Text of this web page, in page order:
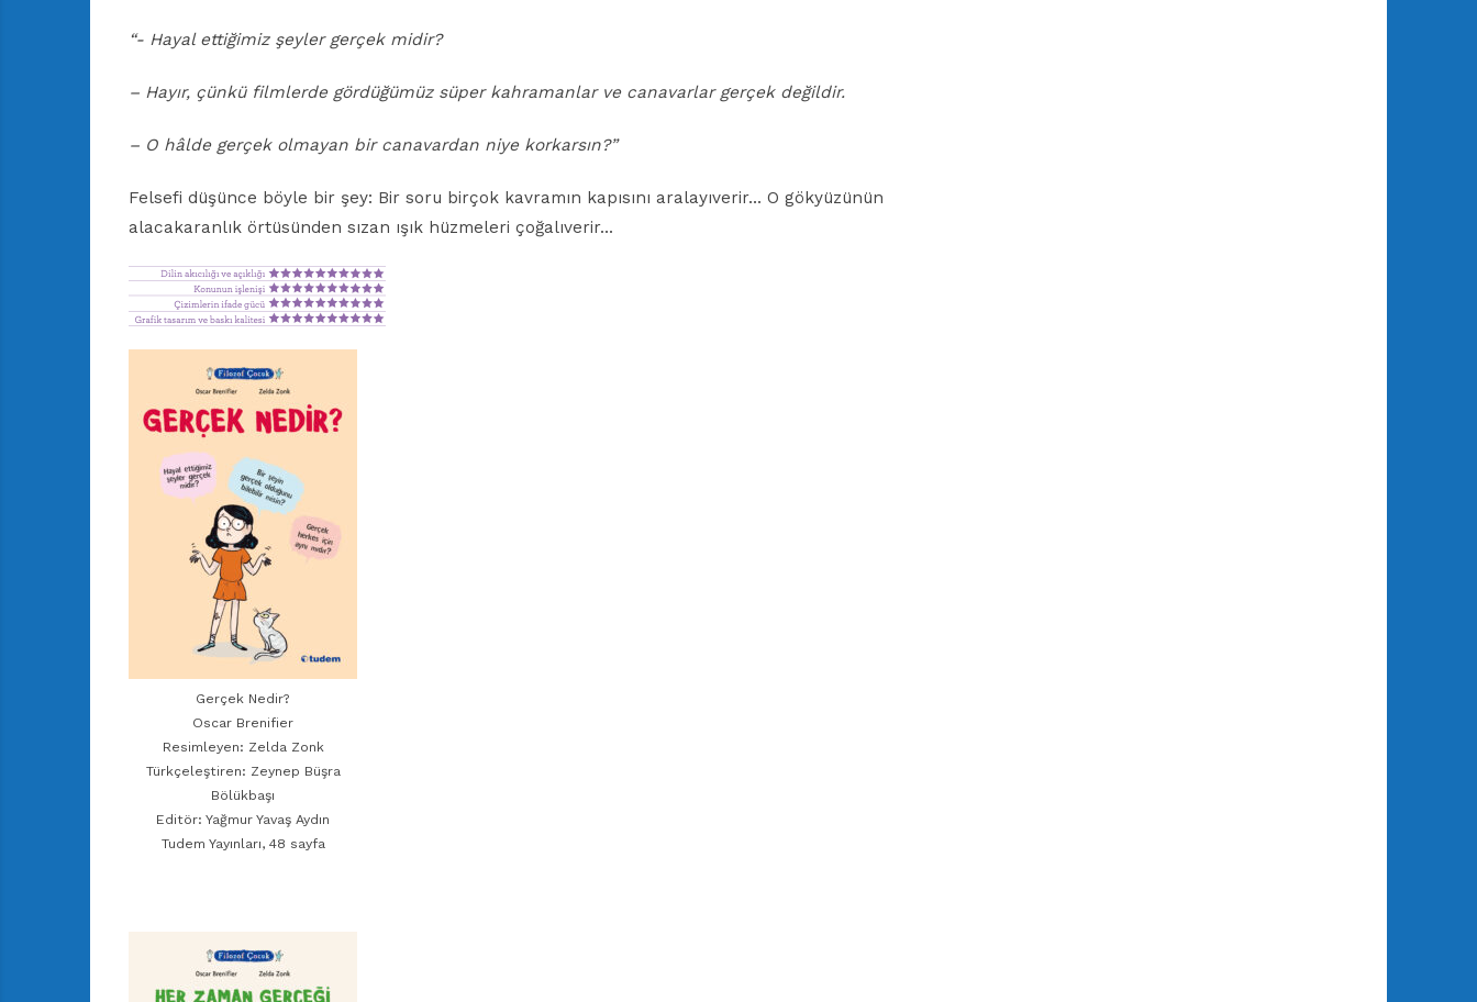
“- Hayal ettiğimiz şeyler gerçek midir?
– Hayır, çünkü filmlerde gördüğümüz süper kahramanlar ve canavarlar gerçek değildir.
– O hâlde gerçek olmayan bir canavardan niye korkarsın?”
Felsefi düşünce böyle bir şey: Bir soru birçok kavramın kapısını aralayıverir… O gökyüzünün
alacakaranlık örtüsünden sızan ışık hüzmeleri çoğalıverir…
Gerçek Nedir?
Oscar Brenifier
Resimleyen: Zelda Zonk
Türkçeleştiren: Zeynep Büşra
Bölükbaşı
Editör: Yağmur Yavaş Aydın
Tudem Yayınları, 48 sayfa